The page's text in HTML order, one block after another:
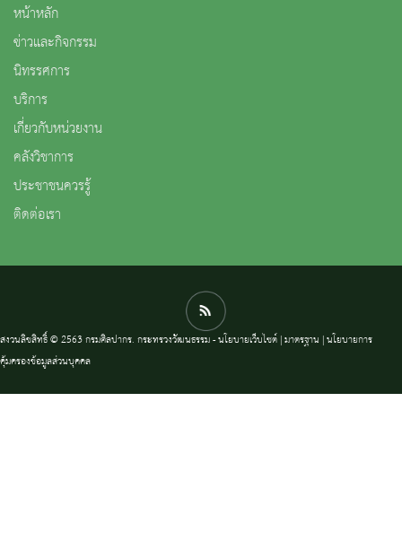
หน้าหลัก
ข่าวและกิจกรรม
นิทรรศการ
บริการ
เกี่ยวกับหน่วยงาน
คลังวิชาการ
ประชาชนควรรู้
ติดต่อเรา
สงวนลิขสิทธิ์ © 2563 กรมศิลปากร. กระทรวงวัฒนธรรม -นโยบายเว็บไซต์|มาตรฐาน |นโยบายการ
คุ้มครองข้อมูลส่วนบุคคล